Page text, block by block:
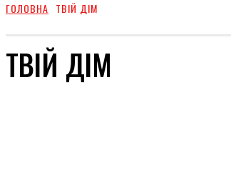
ГОЛОВНА ТВІЙ ДІМ
ТВІЙ ДІМ